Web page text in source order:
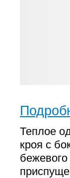
Теплое
кроя с